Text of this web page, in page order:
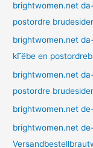
brightwomen.net
postordre brudesider
brightwomen.net
kГёbe en
brightwomen.net
postordre brudesider
brightwomen.net
brightwomen.net